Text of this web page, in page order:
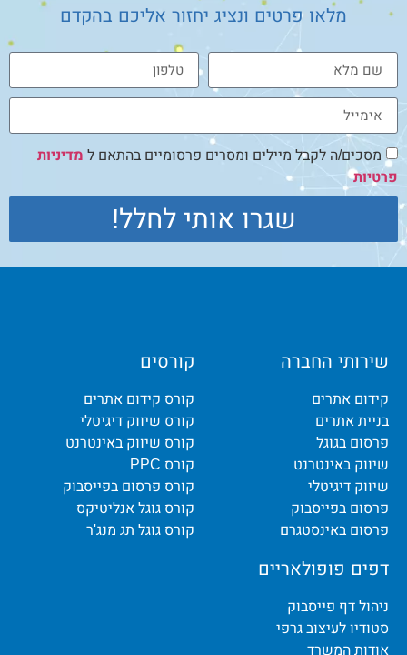
מלאו פרטים ונציג יחזור אליכם בהקדם
מסכים/ה לקבל מיילים ומסרים פרסומיים בהתאם ל מדיניות
פרטיות
שגרו אותי לחלל!
שירותי החברה
קידום אתרים
בניית אתרים
פרסום בגוגל
שיווק באינטרנט
שיווק דיגיטלי
פרסום בפייסבוק
פרסום באינסטגרם
קורסים
קורס קידום אתרים
קורס שיווק דיגיטלי
קורס שיווק באינטרנט
קורס PPC
קורס פרסום בפייסבוק
קורס גוגל אנליטיקס
קורס גוגל תג מנג'ר
דפים פופולאריים
ניהול דף פייסבוק
סטודיו לעיצוב גרפי
אודות המשרד